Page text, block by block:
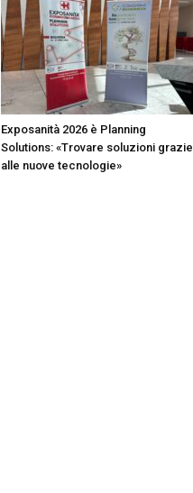
Exposanità 2026 è Planning
Solutions: «Trovare soluzioni grazie
alle nuove tecnologie»